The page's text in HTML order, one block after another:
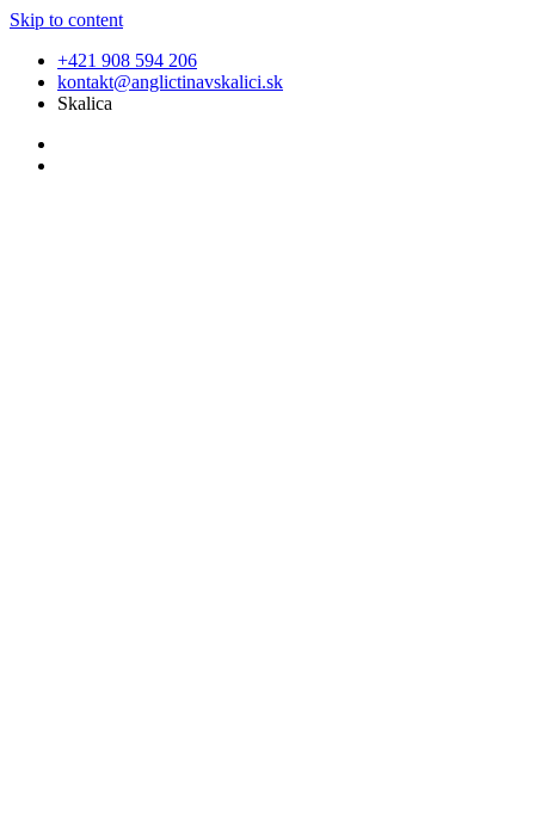
Skip to content
+421 908 594 206
kontakt@anglictinavskalici.sk
Skalica